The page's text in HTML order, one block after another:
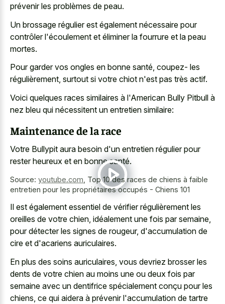
prévenir les problèmes de peau.
Un brossage régulier est également nécessaire pour
contrôler l'écoulement et éliminer la fourrure et la peau
mortes.
Pour garder vos ongles en bonne santé, coupez- les
régulièrement, surtout si votre chiot n'est pas très actif.
Voici quelques races similaires à l'American Bully Pitbull à
nez bleu qui nécessitent un entretien similaire:
Maintenance de la race
Votre Bullypit aura besoin d'un entretien régulier pour
rester heureux et en bonne santé.
Source: youtube.com Top 10 des races de chiens à faible
entretien pour les propriétaires occupés - Chiens 101
Il est également essentiel de vérifier régulièrement les
oreilles de votre chien, idéalement une fois par semaine,
pour détecter les signes de rougeur, d'accumulation de
cire et d'acariens auriculaires.
En plus des soins auriculaires, vous devriez brosser les
dents de votre chien au moins une ou deux fois par
semaine avec un dentifrice spécialement conçu pour les
chiens, ce qui aidera à prévenir l'accumulation de tartre